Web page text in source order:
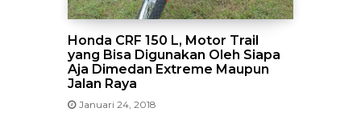
Honda CRF 150 L, Motor Trail
yang Bisa Digunakan Oleh Siapa
Aja Dimedan Extreme Maupun
Jalan Raya
Januari 24, 2018